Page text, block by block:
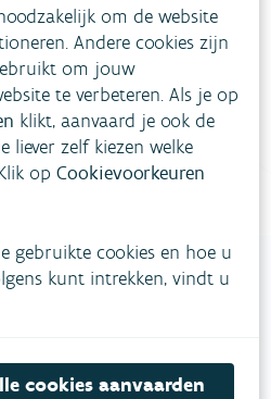
meestgestelde vragen
zocht? Vul ons
.
om de website
Andere cookies zijn
om jouw
te verbeteren. Als je op
klikt, aanvaard je ook de
liever zelf kiezen welke
opCookievoorkeuren
gebruikte cookies en hoe u
kunt intrekken, vindt u
cookies aanvaarden